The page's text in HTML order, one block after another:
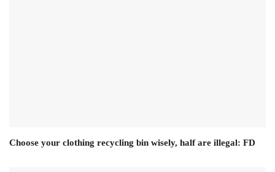
Choose your clothing recycling bin wisely, half are illegal: FD